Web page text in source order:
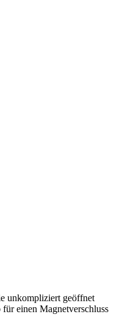
unkompliziert geöffnet
einen Magnetverschluss